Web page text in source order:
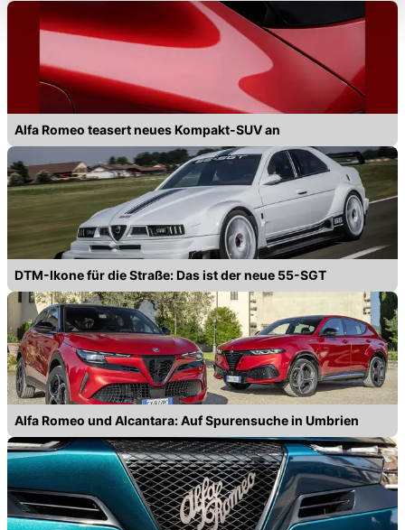
Funktionalitäten der Website zur Verfügung stehen. Sie
können die Einstellungen jederzeit in unserer
Datenschutzerklärung
Alfa Romeo teasert neues Kompakt-SUV an
DTM-Ikone für die Straße: Das ist der neue 55-SGT
Alfa Romeo und Alcantara: Auf Spurensuche in Umbrien